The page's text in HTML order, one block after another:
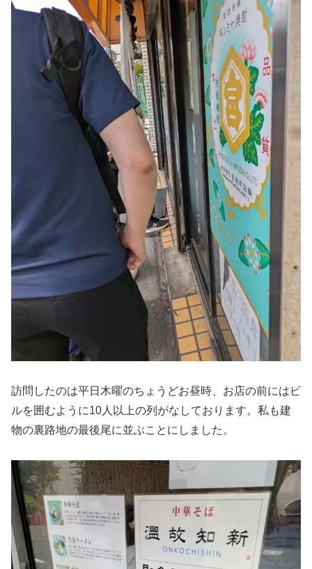
訪問したのは平日木曜のちょうどお昼時、お店の前にはビ
ルを囲むように10人以上の列がなしております。私も建
物の裏路地の最後尾に並ぶことにしました。